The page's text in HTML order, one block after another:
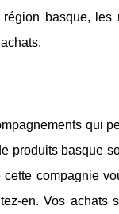
basque, les
qui
produits basque
compagnie
en. Vos achats